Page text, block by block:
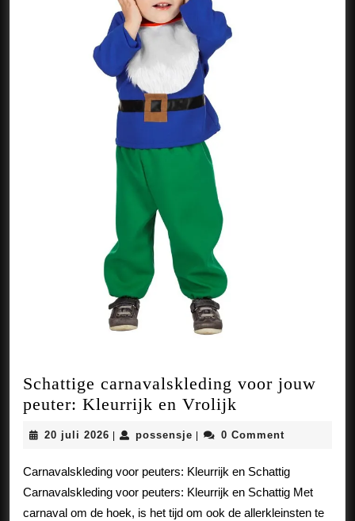
Schattige carnavalskleding voor jouw
peuter: Kleurrijk en Vrolijk
voor
jouw
peuter:
Kleurrijk
20 juli 2026 20
possensje possensje
0 Comment
Carnavalskleding voor peuters: Kleurrijk en Schattig
Carnavalskleding voor peuters: Kleurrijk en Schattig Met
carnaval om de hoek, is het tijd om ook de allerkleinsten te